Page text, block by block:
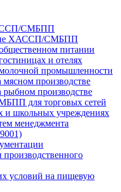
СМБПП
ХАССП/СМБПП
питании
и отелях
промышленности
производстве
производстве
для торговых сетей
школьных учреждениях
менеджмента
условий на пищевую